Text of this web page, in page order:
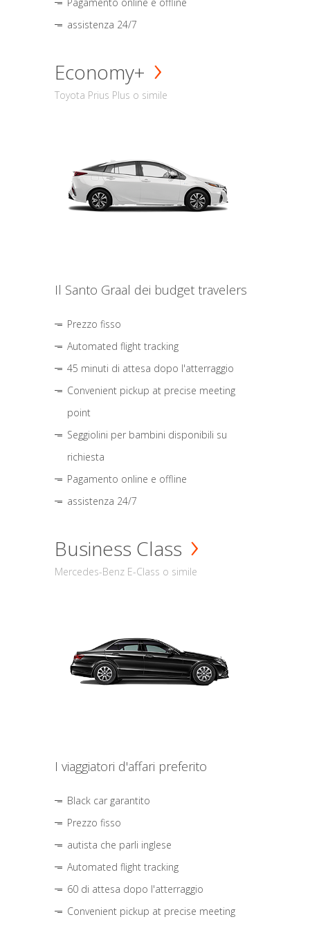
assistenza 24/7
Economy+
Toyota Prius Plus o simile
Il Santo Graal dei budget travelers
Prezzo fisso
Automated flight tracking
45 minuti di attesa dopo l'atterraggio
Convenient pickup at precise meeting
point
Seggiolini per bambini disponibili su
richiesta
Pagamento online e offline
assistenza 24/7
Business Class
Mercedes-Benz E-Class o simile
I viaggiatori d'affari preferito
Black car garantito
Prezzo fisso
autista che parli inglese
Automated flight tracking
60 di attesa dopo l'atterraggio
Convenient pickup at precise meeting